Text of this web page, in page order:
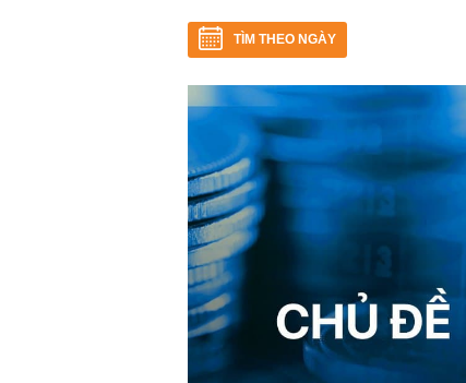
TÌM THEO NGÀY